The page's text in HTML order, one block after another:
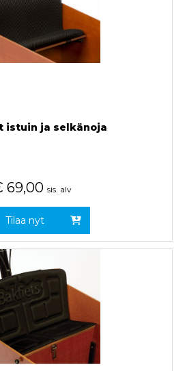
istuin ja selkänoja
69,00 sis. alv
Tilaa nyt